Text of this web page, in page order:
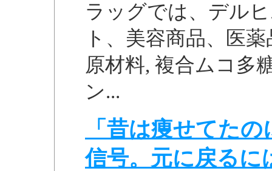
ラッグでは、デル
ト、美容商品、医
原材料, 複合ムコ多
ン...
「昔は痩せてた
信号。元に戻るに